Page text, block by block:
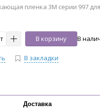
пленка 3М серии 997
В корзину В
В закладки
Доставка